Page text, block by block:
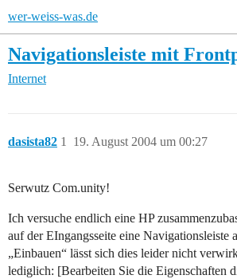
wer-weiss-was.de
Navigationsleiste mit
Internet
dasista82 19. August 2004 um 00:27
1
Serwutz Com.unity!
Ich versuche endlich eine HP
auf der EIngangsseite eine
„Einbauen“ lässt sich dies leider nicht
lediglich: [Bearbeiten Sie die Eigenschaften